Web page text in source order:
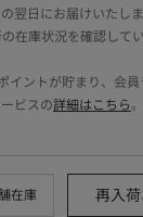
翌日にお届けいたしま
在庫状況を確認して
イントが貯まり、会
ビスの詳細はこちら。
在庫 再入